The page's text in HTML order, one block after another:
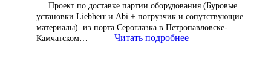
Проект по доставке партии оборудования (Буровые
установки Liebherr и Abi + погрузчик и сопутствующие
материалы) из порта Сероглазка в Петропавловске-
Камчатском…
Читать подробнее